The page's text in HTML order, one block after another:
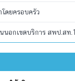
ดยครอบครัว
นอกเขตบริการ สพป.สท.1